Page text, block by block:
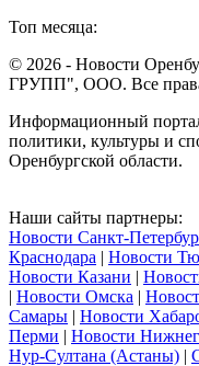
Топ месяца:
© 2026 - Новости
ГРУПП", ООО. Все
Информационный
политики, культуры и
Оренбургской области.
Наши сайты партнеры:
Новости Санкт-
Краснодара | Новости
Новости Казани |
| Новости Омска |
Самары | Новости
Перми | Новости
Нур-Султана (Астаны) |